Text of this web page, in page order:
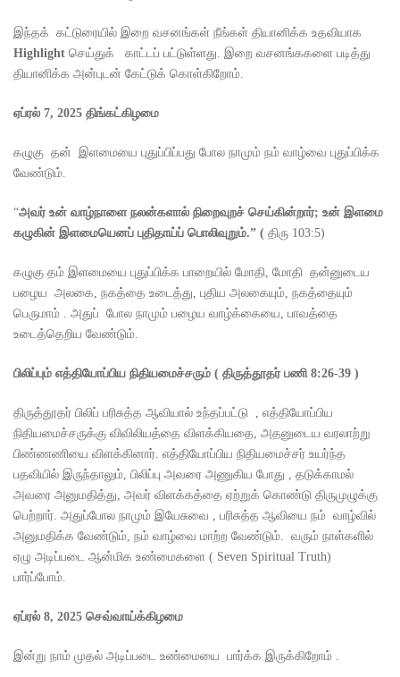
இந்தக் கட்டுரையில் இறை வசனங்கள் நீங்கள் தியானிக்க உதவியாக
Highlight செய்துக் காட்டப் பட்டுள்ளது. இறை வசனங்ககளை படித்து
தியானிக்க அன்புடன் கேட்டுக் கொள்கிறோம்.
ஏப்ரல் 7, 2025 திங்கட்கிழமை
கழுகு தன் இளமையை புதுப்பிப்பது போல நாமும் நம் வாழ்வை புதுப்பிக்க
வேண்டும்.
“அவர் உன் வாழ்நாளை நலன்களால் நிறைவுறச் செய்கின்றார்; உன் இளமை
கழுகின் இளமையெனப் புதிதாய்ப் பொலிவுறும்.” ( திரு 103:5)
கழுகு தம் இளமையை புதுப்பிக்க பாறையில் மோதி, மோதி தன்னுடைய
பழைய அலகை, நகத்தை உடைத்து, புதிய அலகையும், நகத்தையும்
பெருமாம் . அதுப் போல நாமும் பழைய வாழ்க்கையை, பாவத்தை
உடைத்தெறிய வேண்டும்.
பிலிப்பும் எத்தியோப்பிய நிதியமைச்சரும் ( திருத்தூதர் பணி 8:26-39 )
திருத்தூதர் பிலிப் பரிசுத்த ஆவியால் உந்தப்பட்டு , எத்தியோப்பிய
நிதியமைச்சருக்கு விவிலியத்தை விளக்கியதை, அதனுடைய வரலாற்று
பிண்ணணியை விளக்கினார். எத்தியோப்பிய நிதியமைச்சர் உயர்ந்த
பதவியில் இருந்தாலும், பிலிப்பு அவரை அணுகிய போது , தடுக்காமல்
அவரை அனுமதித்து, அவர் விளக்கத்தை ஏற்றுக் கொண்டு திருமுழுக்கு
பெற்றார். அதுப்போல நாமும் இயேசுவை , பரிசுத்த ஆவியை நம் வாழ்வில்
அனுமதிக்க வேண்டும், நம் வாழ்வை மாற்ற வேண்டும். வரும் நாள்களில்
ஏழு அடிப்படை ஆன்மிக உண்மைகளை ( Seven Spiritual Truth)
பார்ப்போம்.
ஏப்ரல் 8, 2025 செவ்வாய்க்கிழமை
இன்று நாம் முதல் அடிப்படை உண்மையை பார்க்க இருக்கிறோம் .